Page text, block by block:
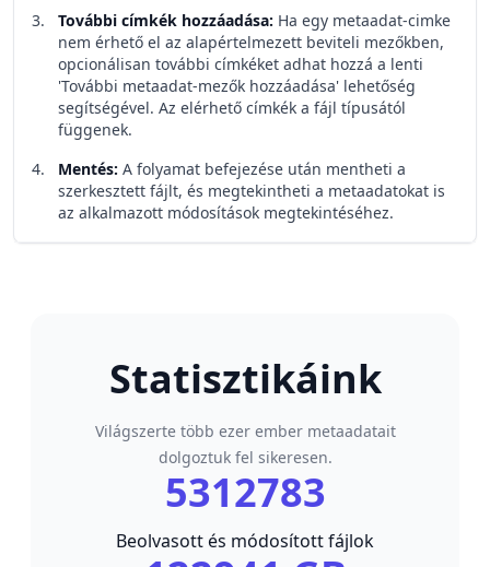
További címkék hozzáadása: Ha egy metaadat-cimke
nem érhető el az alapértelmezett beviteli mezőkben,
opcionálisan további címkéket adhat hozzá a lenti
'További metaadat-mezők hozzáadása' lehetőség
segítségével. Az elérhető címkék a fájl típusától
függenek.
Mentés: A folyamat befejezése után mentheti a
szerkesztett fájlt, és megtekintheti a metaadatokat is
az alkalmazott módosítások megtekintéséhez.
Statisztikáink
Világszerte több ezer ember metaadatait
dolgoztuk fel sikeresen.
5312783
Beolvasott és módosított fájlok